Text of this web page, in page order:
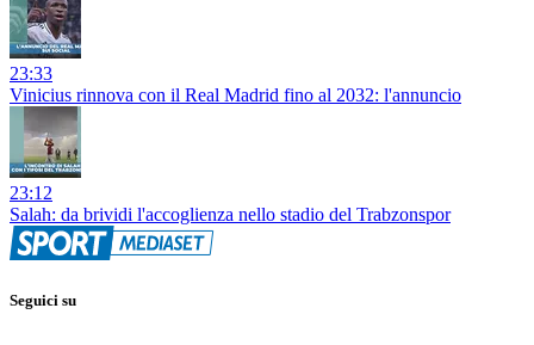
23:33
Vinicius rinnova con il Real Madrid fino al 2032: l'annuncio
23:12
Salah: da brividi l'accoglienza nello stadio del Trabzonspor
Seguici su